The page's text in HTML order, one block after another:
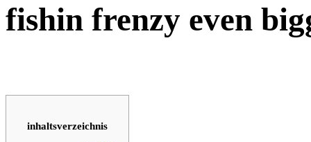
fishin frenzy even
inhaltsverzeichnis